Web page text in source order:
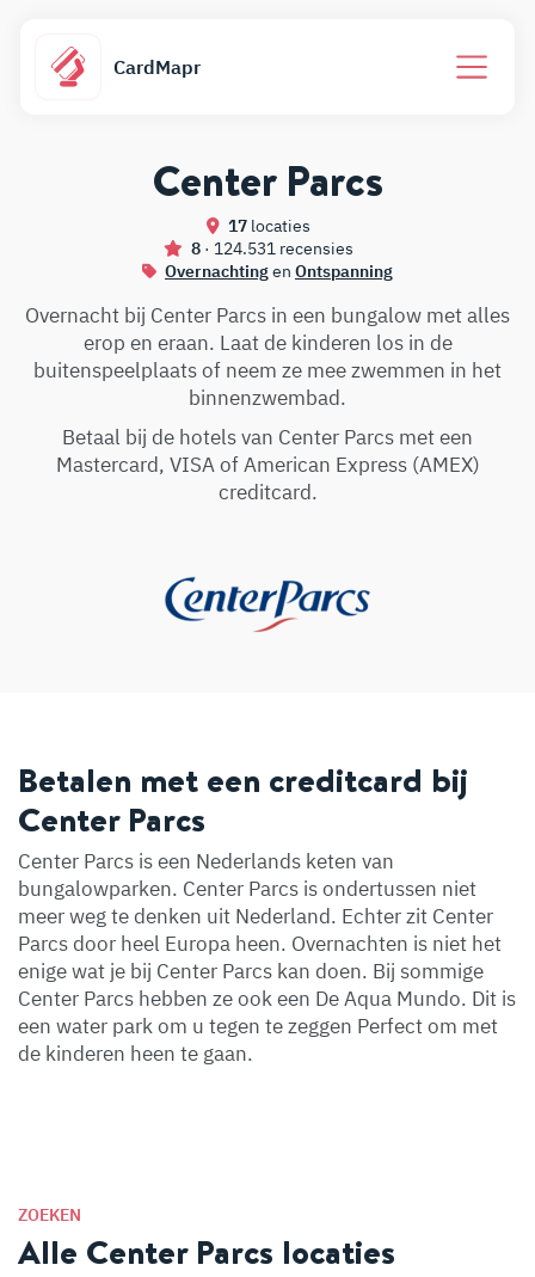
CardMapr
Center Parcs
17locaties
8 · 124.531 recensies
Overnachtingen Ontspanning
Overnacht bij Center Parcs in een bungalow met alles
erop en eraan. Laat de kinderen los in de
buitenspeelplaats of neem ze mee zwemmen in het
binnenzwembad.
Betaal bij de hotels van Center Parcs met een
Mastercard, VISA of American Express (AMEX)
creditcard.
Betalen met een creditcard bij
Center Parcs
Center Parcs is een Nederlands keten van
bungalowparken. Center Parcs is ondertussen niet
meer weg te denken uit Nederland. Echter zit Center
Parcs door heel Europa heen. Overnachten is niet het
enige wat je bij Center Parcs kan doen. Bij sommige
Center Parcs hebben ze ook een De Aqua Mundo. Dit is
een water park om u tegen te zeggen Perfect om met
de kinderen heen te gaan.
ZOEKEN
Alle Center Parcs locaties